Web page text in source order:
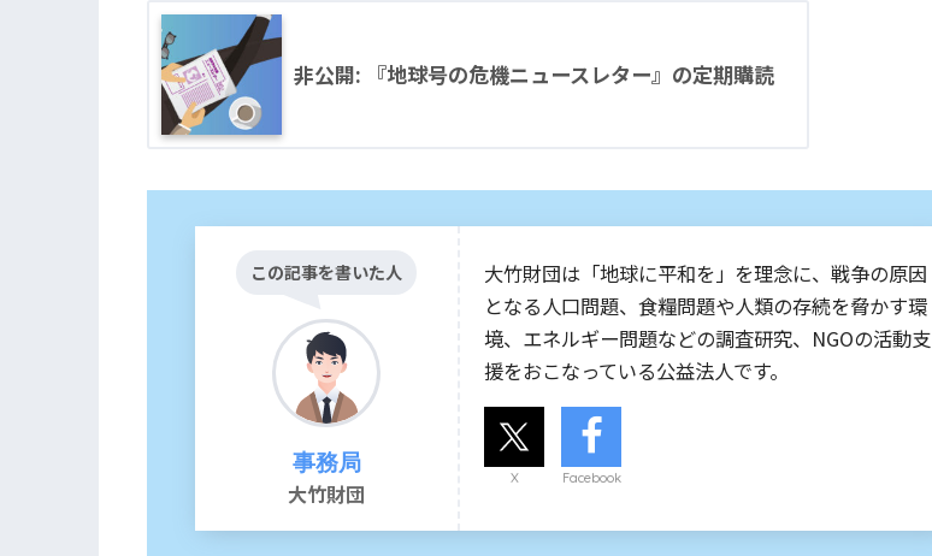
非公開: 『地球号の危機ニュースレター』の定期購読
この記事を書いた人
事務局
大竹財団
大竹財団は「地球に平和を」を理念に、戦争の原因
となる人口問題、食糧問題や人類の存続を脅かす環
境、エネルギー問題などの調査研究、NGOの活動支
援をおこなっている公益法人です。
X Facebook